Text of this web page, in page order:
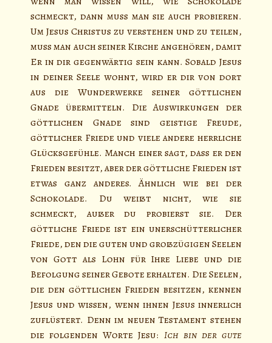
schmeckt, dann muss man sie auch probieren.
Um Jesus Christus zu verstehen und zu teilen,
muss man auch seiner Kirche angehören, damit
Er in dir gegenwärtig sein kann. Sobald Jesus
in deiner Seele wohnt, wird er dir von dort
aus die Wunderwerke seiner göttlichen
Gnade übermitteln. Die Auswirkungen der
göttlichen Gnade sind geistige Freude,
göttlicher Friede und viele andere herrliche
Glücksgefühle. Manch einer sagt, dass er den
Frieden besitzt, aber der göttliche Frieden ist
etwas ganz anderes. Ähnlich wie bei der
Schokolade. Du weißt nicht, wie sie
schmeckt, außer du probierst sie. Der
göttliche Friede ist ein unerschütterlicher
Friede, den die guten und großzügigen Seelen
von Gott als Lohn für Ihre Liebe und die
Befolgung seiner Gebote erhalten. Die Seelen,
die den göttlichen Frieden besitzen, kennen
Jesus und wissen, wenn ihnen Jesus innerlich
zuflüstert. Denn im neuen Testament stehen
die folgenden Worte Jesu: Ich bin der gute